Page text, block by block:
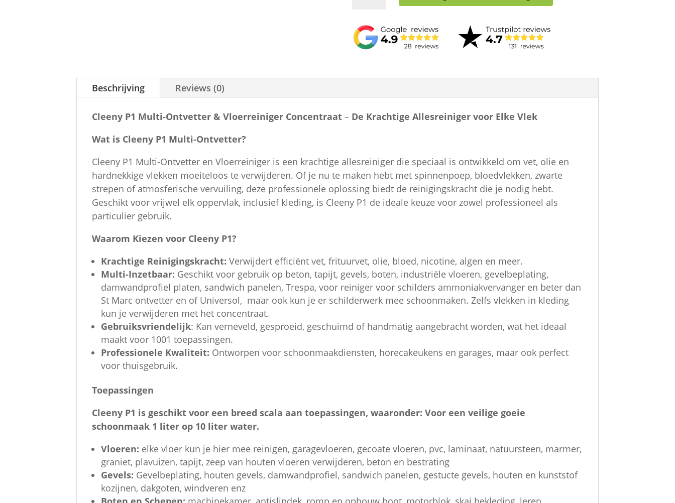
ontvetter
en
vloerreiniger
aantal
Beschrijving Reviews (0)
Cleeny P1 Multi-Ontvetter & Vloerreiniger Concentraat – De Krachtige Allesreiniger voor Elke Vlek
Wat is Cleeny P1 Multi-Ontvetter?
Cleeny P1 Multi-Ontvetter en Vloerreiniger is een krachtige allesreiniger die speciaal is ontwikkeld om vet, olie en
hardnekkige vlekken moeiteloos te verwijderen. Of je nu te maken hebt met spinnenpoep, bloedvlekken, zwarte
strepen of atmosferische vervuiling, deze professionele oplossing biedt de reinigingskracht die je nodig hebt.
Geschikt voor vrijwel elk oppervlak, inclusief kleding, is Cleeny P1 de ideale keuze voor zowel professioneel als
particulier gebruik.
Waarom Kiezen voor Cleeny P1?
Krachtige Reinigingskracht: Verwijdert efficiënt vet, frituurvet, olie, bloed, nicotine, algen en meer.
Multi-Inzetbaar: Geschikt voor gebruik op beton, tapijt, gevels, boten, industriële vloeren, gevelbeplating,
damwandprofiel platen, sandwich panelen, Trespa, voor reiniger voor schilders ammoniakvervanger en beter dan
St Marc ontvetter en of Universol, maar ook kun je er schilderwerk mee schoonmaken. Zelfs vlekken in kleding
kun je verwijderen met het concentraat.
Gebruiksvriendelijk: Kan verneveld, gesproeid, geschuimd of handmatig aangebracht worden, wat het ideaal
maakt voor 1001 toepassingen.
Professionele Kwaliteit: Ontworpen voor schoonmaakdiensten, horecakeukens en garages, maar ook perfect
voor thuisgebruik.
Toepassingen
Cleeny P1 is geschikt voor een breed scala aan toepassingen, waaronder: Voor een veilige goeie
schoonmaak 1 liter op 10 liter water.
Vloeren: elke vloer kun je hier mee reinigen, garagevloeren, gecoate vloeren, pvc, laminaat, natuursteen, marmer,
graniet, plavuizen, tapijt, zeep van houten vloeren verwijderen, beton en bestrating
Gevels: Gevelbeplating, houten gevels, damwandprofiel, sandwich panelen, gestucte gevels, houten en kunststof
kozijnen, dakgoten, windveren enz